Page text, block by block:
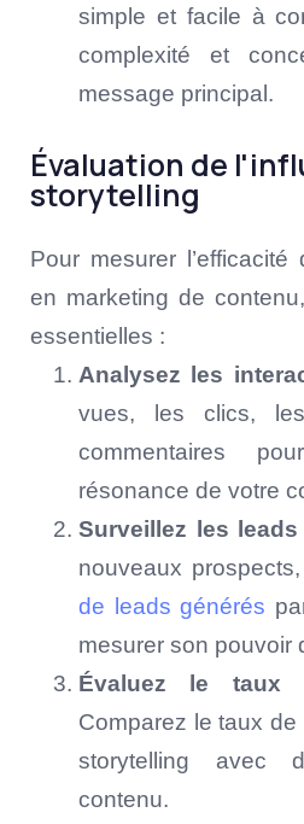
simple et facile à
complexité et
message principal.
Évaluation de
storytelling
Pour mesurer
en marketing de
essentielles :
Analysez les
vues, les clics,
commentaires
résonance de votre
Surveillez les leads
nouveaux
de leads générés
mesurer son pouvoir
Évaluez le taux
Comparez le taux
storytelling avec
contenu.